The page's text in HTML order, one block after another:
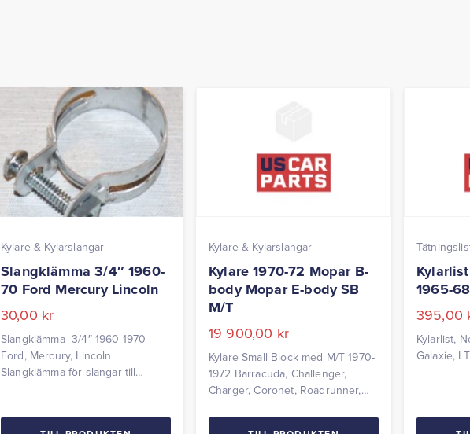
Kylare & Kylarslangar
Slangklämma 3/4″ 1960-
70 Ford Mercury Lincoln
30,00 kr
Slangklämma 3/4″ 1960-1970
Ford, Mercury, Lincoln
Slangklämma för slangar till
Kylare & Kylarslangar
Kylare 1970-72 Mopar B-
body Mopar E-body SB
M/T
19 900,00 kr
Kylare Small Block med M/T 1970-
1972 Barracuda, Challenger,
Charger, Coronet, Roadrunner,
26 tum
1965-
395,00
Kylarlist,
Galaxie,